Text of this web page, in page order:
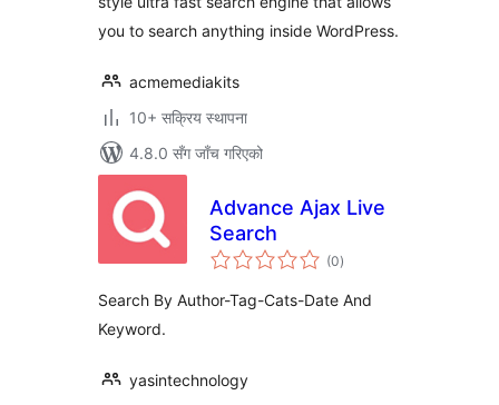
you to search anything inside WordPress.
acmemediakits
10+ सक्रिय स्थापना
4.8.0 सँग जाँच गरिएको
Advance Ajax Live
Search
(0कुल
रेटिङ्गहरू
)
Search By Author-Tag-Cats-Date And
Keyword.
yasintechnology